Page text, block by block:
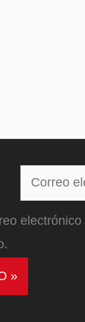
Correo
electrónico*